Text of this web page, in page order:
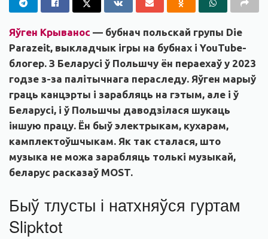
Яўген Крыванос — бубнач польскай групы Die
Parazeit, выкладчык ігры на бубнах і YouTube-
блогер. З Беларусі ў Польшчу ён пераехаў у 2023
годзе з-за палітычнага пераследу. Яўген марыў
граць канцэрты і зарабляць на гэтым, але і ў
Беларусі, і ў Польшчы даводзілася шукаць
іншую працу. Ён быў электрыкам, кухарам,
камплектоўшчыкам. Як так сталася, што
музыка не можа зарабляць толькі музыкай,
беларус расказаў MOST.
Быў тлусты і натхняўся гуртам
Slipktot